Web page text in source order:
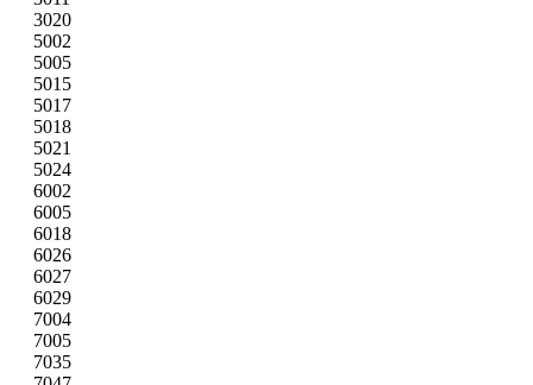
3020
5002
5005
5015
5017
5018
5021
5024
6002
6005
6018
6026
6027
6029
7004
7005
7035